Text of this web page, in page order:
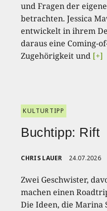
und Fragen der
betrachten. Jessica
entwickelt in ihrem
daraus eine Coming-
Zugehörigkeit und [+]
KULTURTIPP
Buchtipp: Rift
CHRIS LAUER 24.07.2026
Zwei Geschwister,
machen einen
Die Ideen, die Marina